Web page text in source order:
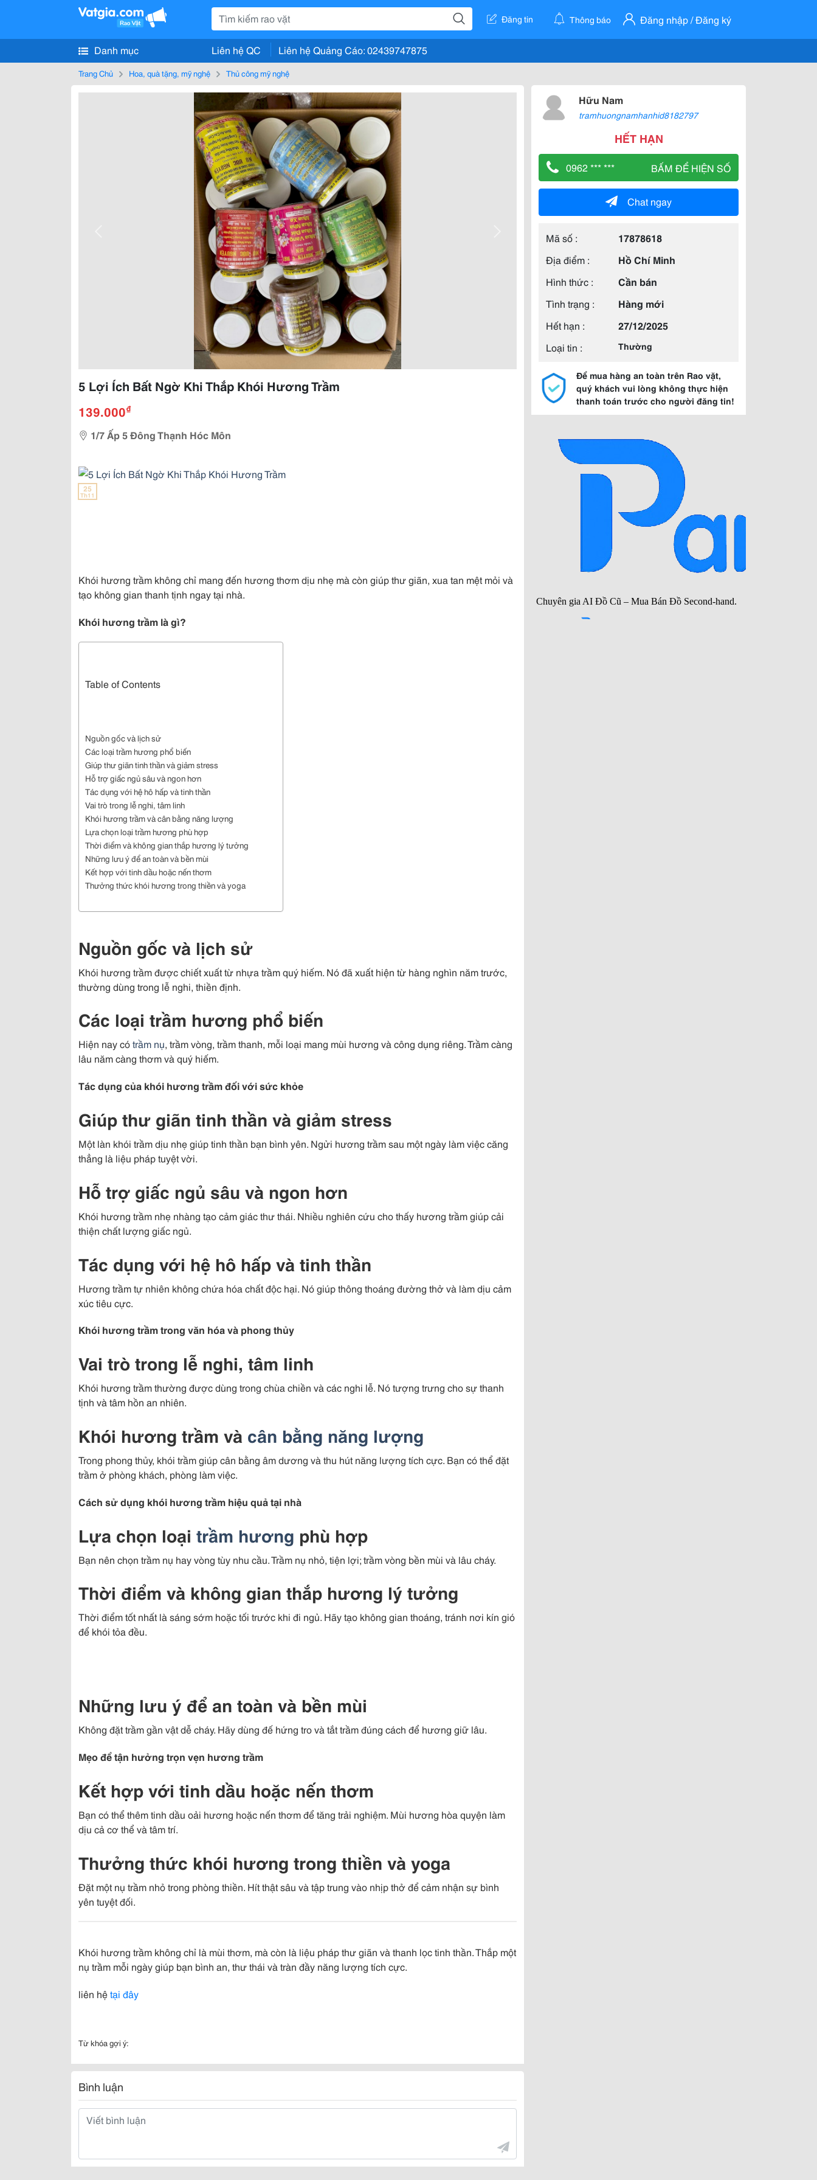
Đăng tin Thông báo Đăng nhập / Đăng ký
Danh mục Liên hệ QC Liên hệ Quảng Cáo: 02439747875
Trang Chủ Hoa, quà tặng, mỹ nghệ Thủ công mỹ nghệ
5 Lợi Ích Bất Ngờ Khi Thắp Khói Hương Trầm
139.000₫
1/7 Ấp 5 Đông Thạnh Hóc Môn
25
Th11
Khói hương trầm không chỉ mang đến hương thơm dịu nhẹ mà còn giúp thư giãn, xua tan mệt mỏi và
tạo không gian thanh tịnh ngay tại nhà.
Khói hương trầm là gì?
Table of Contents
Nguồn gốc và lịch sử
Các loại trầm hương phổ biến
Giúp thư giãn tinh thần và giảm stress
Hỗ trợ giấc ngủ sâu và ngon hơn
Tác dụng với hệ hô hấp và tinh thần
Vai trò trong lễ nghi, tâm linh
Khói hương trầm và cân bằng năng lượng
Lựa chọn loại trầm hương phù hợp
Thời điểm và không gian thắp hương lý tưởng
Những lưu ý để an toàn và bền mùi
Kết hợp với tinh dầu hoặc nến thơm
Thưởng thức khói hương trong thiền và yoga
Nguồn gốc và lịch sử
Khói hương trầm được chiết xuất từ nhựa trầm quý hiếm. Nó đã xuất hiện từ hàng nghìn năm trước,
thường dùng trong lễ nghi, thiền định.
Các loại trầm hương phổ biến
Hiện nay cótrầm nụ, trầm vòng, trầm thanh, mỗi loại mang mùi hương và công dụng riêng. Trầm càng
lâu năm càng thơm và quý hiếm.
Tác dụng của khói hương trầm đối với sức khỏe
Giúp thư giãn tinh thần và giảm stress
Một làn khói trầm dịu nhẹ giúp tinh thần bạn bình yên. Ngửi hương trầm sau một ngày làm việc căng
thẳng là liệu pháp tuyệt vời.
Hỗ trợ giấc ngủ sâu và ngon hơn
Khói hương trầm nhẹ nhàng tạo cảm giác thư thái. Nhiều nghiên cứu cho thấy hương trầm giúp cải
thiện chất lượng giấc ngủ.
Tác dụng với hệ hô hấp và tinh thần
Hương trầm tự nhiên không chứa hóa chất độc hại. Nó giúp thông thoáng đường thở và làm dịu cảm
xúc tiêu cực.
Khói hương trầm trong văn hóa và phong thủy
Vai trò trong lễ nghi, tâm linh
Khói hương trầm thường được dùng trong chùa chiền và các nghi lễ. Nó tượng trưng cho sự thanh
tịnh và tâm hồn an nhiên.
Khói hương trầm và cân bằng năng lượng
Trong phong thủy, khói trầm giúp cân bằng âm dương và thu hút năng lượng tích cực. Bạn có thể đặt
trầm ở phòng khách, phòng làm việc.
Cách sử dụng khói hương trầm hiệu quả tại nhà
Lựa chọn loại trầm hương phù hợp
Bạn nên chọn trầm nụ hay vòng tùy nhu cầu. Trầm nụ nhỏ, tiện lợi; trầm vòng bền mùi và lâu cháy.
Thời điểm và không gian thắp hương lý tưởng
Thời điểm tốt nhất là sáng sớm hoặc tối trước khi đi ngủ. Hãy tạo không gian thoáng, tránh nơi kín gió
để khói tỏa đều.
Những lưu ý để an toàn và bền mùi
Không đặt trầm gần vật dễ cháy. Hãy dùng đế hứng tro và tắt trầm đúng cách để hương giữ lâu.
Mẹo để tận hưởng trọn vẹn hương trầm
Kết hợp với tinh dầu hoặc nến thơm
Bạn có thể thêm tinh dầu oải hương hoặc nến thơm để tăng trải nghiệm. Mùi hương hòa quyện làm
dịu cả cơ thể và tâm trí.
Thưởng thức khói hương trong thiền và yoga
Đặt một nụ trầm nhỏ trong phòng thiền. Hít thật sâu và tập trung vào nhịp thở để cảm nhận sự bình
yên tuyệt đối.
Khói hương trầm không chỉ là mùi thơm, mà còn là liệu pháp thư giãn và thanh lọc tinh thần. Thắp một
nụ trầm mỗi ngày giúp bạn bình an, thư thái và tràn đầy năng lượng tích cực.
liên hệtại đây
Từ khóa gợi ý:
Bình luận
Hữu Nam
tramhuongnamhanhid8182797
HẾT HẠN
0962 *** *** BẤM ĐỂ HIỆN SỐ
Chat ngay
Mã số :
17878618
Địa điểm :
Hồ Chí Minh
Hình thức :
Cần bán
Tình trạng :
Hàng mới
Hết hạn :
27/12/2025
Loại tin :
Thường
Để mua hàng an toàn trên Rao vặt,
quý khách vui lòng không thực hiện
thanh toán trước cho người đăng tin!